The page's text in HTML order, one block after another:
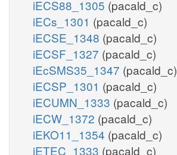
iECS88_1305 (pacald_c)
iECs_1301 (pacald_c)
iECSE_1348 (pacald_c)
iECSF_1327 (pacald_c)
iEcSMS35_1347 (pacald_c)
iECSP_1301 (pacald_c)
iECUMN_1333 (pacald_c)
iECW_1372 (pacald_c)
iEKO11_1354 (pacald_c)
iETEC_1333 (pacald_c)